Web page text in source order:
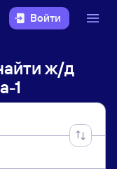
Войти
ж/д
1